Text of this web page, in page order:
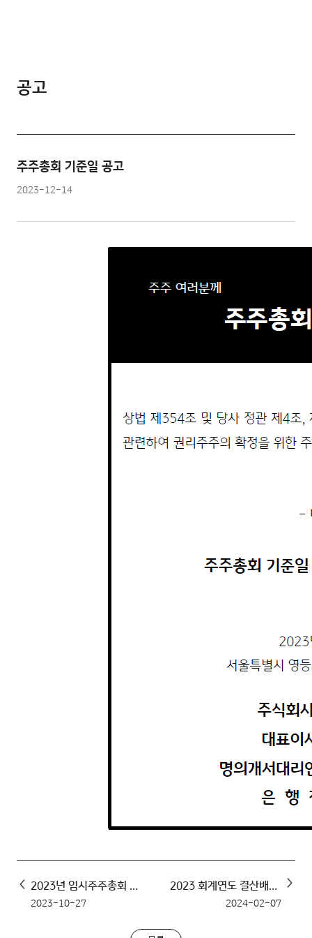
공고
주주총회 기준일 공고
2023-12-14
2023년 임시주주총회 소집공고
2023-10-27
2023 회계연도 결산배당 기준일 공고
2024-02-07